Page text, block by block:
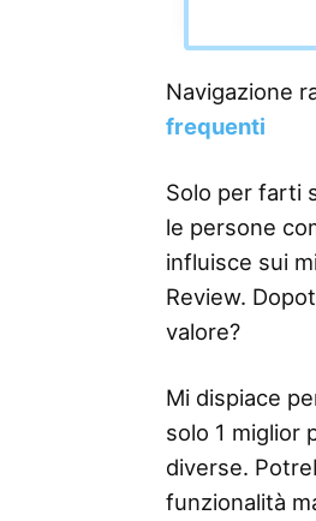
Navigazione
frequenti
Solo per farti
le persone
influisce sui
Review.
valore?
Mi dispiace
solo 1 miglior
diverse.
funzionalità